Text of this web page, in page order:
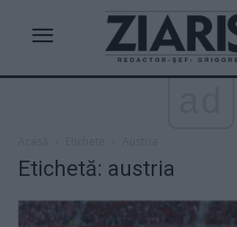
Etichetă: austria